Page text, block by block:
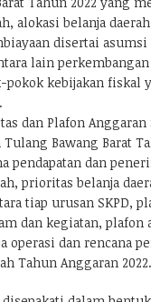
alokasi belanja
disertai asumsi
lain
pokok kebijakan fiskal
dan Plafon Anggaran
Tulang Bawang Barat
pendapatan dan
prioritas belanja
tiap urusan SKPD,
dan kegiatan, plafon
operasi dan rencana
Tahun Anggaran 2022.